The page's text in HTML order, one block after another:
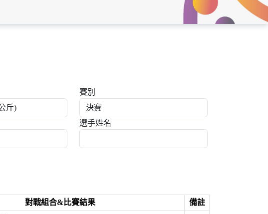
賽別
選手姓名
對戰組合&比賽結果 備註